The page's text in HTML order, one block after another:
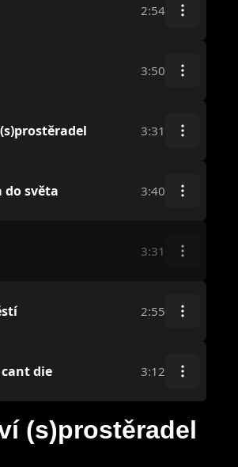
2:54
3:50
3:31
do světa 3:40
3:31
2:55
die 3:12
(s)prostěradel